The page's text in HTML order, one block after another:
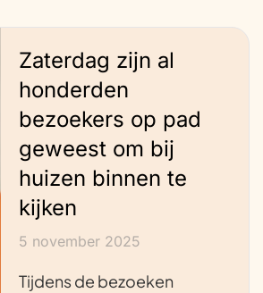
Zaterdag zijn al
honderden
bezoekers op pad
geweest om bij
huizen binnen te
kijken
5 november 2025
Tijdens de bezoeken